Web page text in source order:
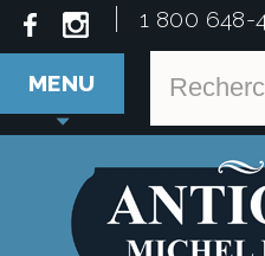
1 800 648-
MENU